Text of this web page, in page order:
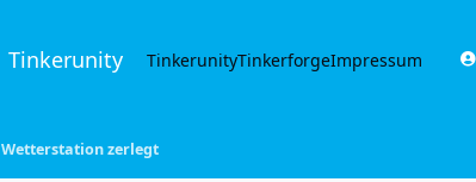
Tinkerunity TinkerunityTinkerforgeImpressum
Wetterstation zerlegt